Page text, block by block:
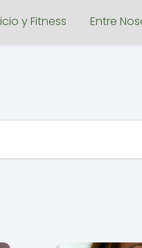
y Fitness Entre